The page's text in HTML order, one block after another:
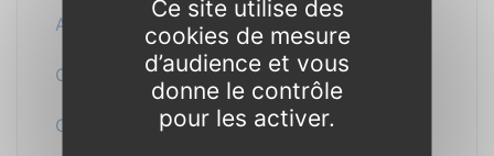
Arrêté préfectoral sur l’influenza aviaire
Commémoration du 11 novembre 2021
Communiqué de l’Amicale Laïque
Ce site utilise des
cookies de mesure
d’audience et vous
donne le contrôle
pour les activer.